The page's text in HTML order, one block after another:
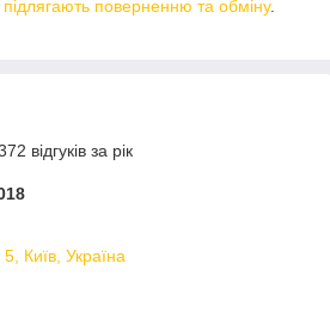
поверненню та обміну.
відгуків за рік
Київ, Україна